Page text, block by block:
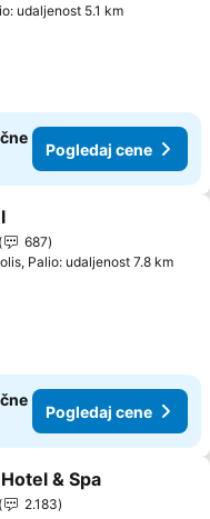
udaljenost 5.1 km
Pogledaj cene
u favorite
687
Palio: udaljenost 7.8 km
Pogledaj cene
u favorite
& Spa
2.183